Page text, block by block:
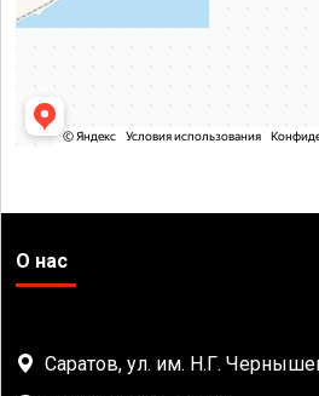
О нас
Саратов, ул. им. Н.Г.